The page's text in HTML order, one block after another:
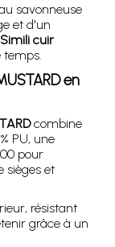
savonneuse
et d'un
Simili cuir
en
combine
PU, une
pour
sièges et
résistant
grâce à un